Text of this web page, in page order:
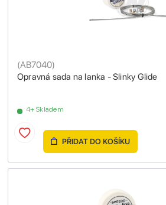
Opravná sada na lanka - Slinky Glide
(AB7040)
4+ Skladem
PŘIDAT DO KOŠÍKU